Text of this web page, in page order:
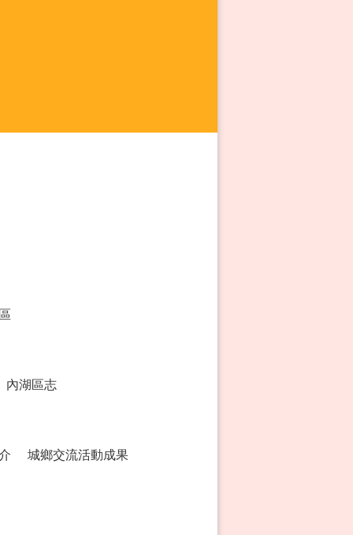
內湖區志
城鄉交流活動成果